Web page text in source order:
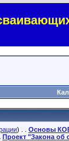
) . . Основы
Проект "Закона об